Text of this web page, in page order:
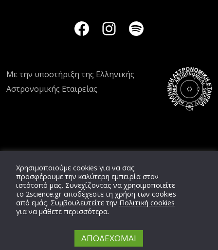
Με την υποστήριξη της Ελληνικής
Αστρονομικής Εταιρείας
Χρησιμοποιούμε cookies για να σας
προσφέρουμε την καλύτερη εμπειρία στον
ιστότοπό μας. Συνεχίζοντας να χρησιμοποιείτε
το 2science.grαποδέχεστε τη χρήση των cookies
από εμάς. Συμβουλευτείτε την Πολιτική cookies
για να μάθετε περισσότερα.
ΑΠΟΔΕΧΟΜΑΙ